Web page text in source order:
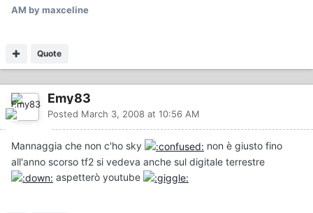
AM by maxceline
Quote
Emy83
Posted March 3, 2008 at 10:56 AM
Mannaggia che non c'ho sky
non è giusto fino
all'anno scorso tf2 si vedeva anche sul digitale terrestre
aspetterò youtube